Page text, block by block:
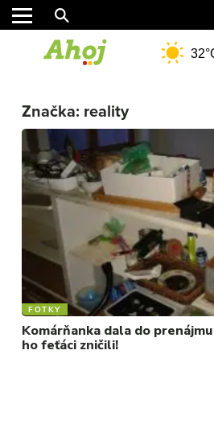
REGIÓN
KULTÚRA
FOTKY
VIDEO
MIX
Značka: reality
FOTKY
Komárňanka dala do
ho feťáci zničili!